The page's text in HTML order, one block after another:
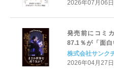
2026年07月06
発売前にコミ
87.1％が「面
王」を倒しにい
株式会社サンク
2026年04月27